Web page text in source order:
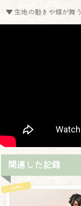
▼ 生地の動きや蝶が舞
関連した記録